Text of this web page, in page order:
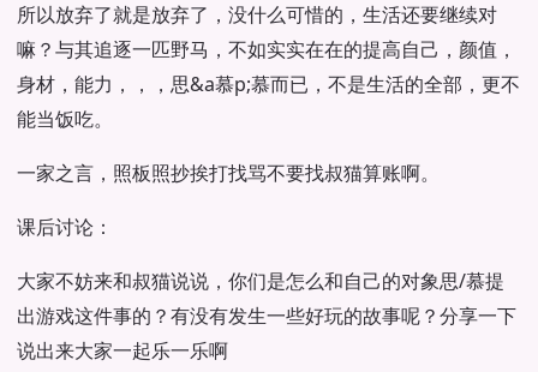
所以放弃了就是放弃了，没什么可惜的，生活还要继续对
嘛？与其追逐一匹野马，不如实实在在的提高自己，颜值，
身材，能力，，，思&a慕p;慕而已，不是生活的全部，更不
能当饭吃。
一家之言，照板照抄挨打找骂不要找叔猫算账啊。
课后讨论：
大家不妨来和叔猫说说，你们是怎么和自己的对象思/慕提
出游戏这件事的？有没有发生一些好玩的故事呢？分享一下
说出来大家一起乐一乐啊